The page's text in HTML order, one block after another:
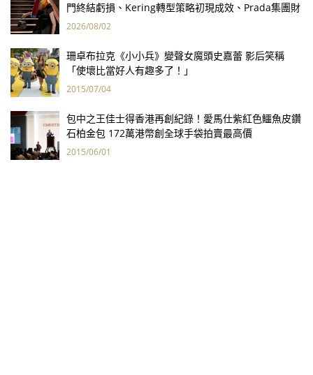
門終結虧損、Kering轉型策略初現成效、Prada集團財
報亮眼
2026/08/02
珊卓布拉克《小小兵》變聲女魔頭史嘉蕾 影后笑稱
「使壞比當好人有趣多了！」
2015/07/04
包中之王佳士得香港再創紀錄！愛馬仕紫紅色鱷魚皮鑽
石柏金包 172萬港幣創全球手袋拍賣最高價
2015/06/01